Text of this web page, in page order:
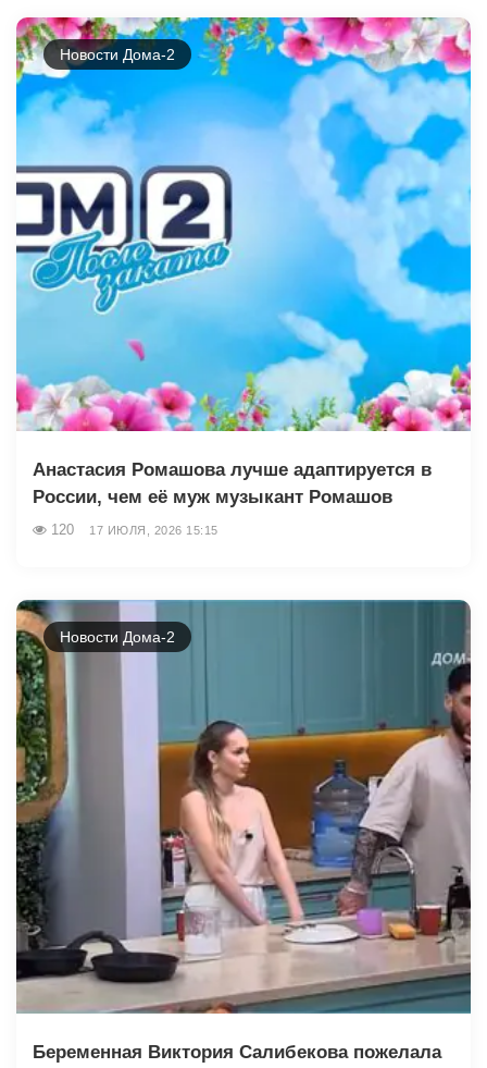
Новости Дома-2
Анастасия Ромашова лучше адаптируется в
России, чем её муж музыкант Ромашов
120 17 ИЮЛЯ, 2026 15:15
Новости Дома-2
Беременная Виктория Салибекова пожелала